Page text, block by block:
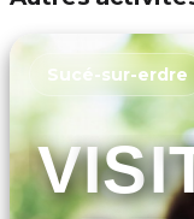
Sucé-sur-erdre